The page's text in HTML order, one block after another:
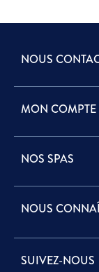
NOUS
MON COMPTE
NOS SPAS
NOUS
SUIVEZ-NOUS